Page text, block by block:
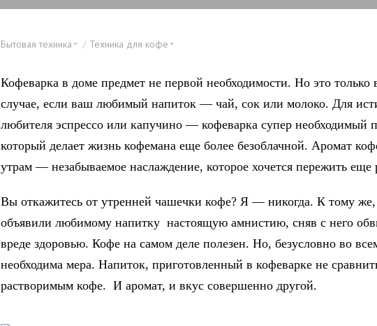
Бытовая техника Техника для кофе
Кофеварка в доме предмет не первой необходимости. Но это только
случае, если ваш любимый напиток — чай, сок или молоко. Для
любителя эспрессо или капучино — кофеварка супер необходимый
который делает жизнь кофемана еще более безоблачной. Аромат
утрам — незабываемое наслаждение, которое хочется пережить еще
Вы откажитесь от утренней чашечки кофе? Я — никогда. К тому
объявили любимому напитку настоящую амнистию, сняв с него
вреде здоровью. Кофе на самом деле полезен. Но, безусловно во
необходима мера. Напиток, приготовленный в кофеварке не
растворимым кофе. И аромат, и вкус совершенно другой.